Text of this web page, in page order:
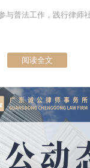
与普法工作，践行律师
阅读全文